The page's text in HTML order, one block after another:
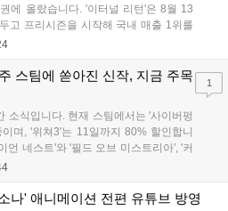
에 올랐습니다. '이터널 리턴'은 8월 13
고 프리시즌을 시작해 국내 매출 1위를
맞은 '고스트 리콘' 시리즈는 8월 6일 쇼
즈'와 레트로 수리 시뮬레이션 '리스토
습니다....
스팀에 쏟아진 신작, 지금 주목
소식입니다. 현재 스팀에서는 '사이버펑
며, '위쳐3'는 11일까지 80% 할인합니
언 네스트'와 '필드 오브 미스트리아', '커
습니다. 한편, 7일 출시된 '마블 투혼'은
리콘: 와일드랜드'는 7년 만의 대규모 업
1
나' 애니메이션 전편 유튜브 방영